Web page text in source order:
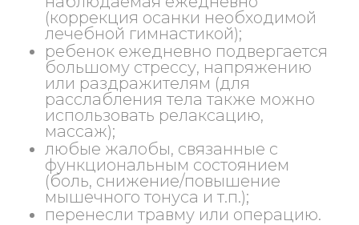
(коррекция осанки необходимой
лечебной гимнастикой);
ребенок ежедневно подвергается
большому стрессу, напряжению
или раздражителям (для
расслабления тела также можно
использовать релаксацию,
массаж);
любые жалобы, связанные с
функциональным состоянием
(боль, снижение/повышение
мышечного тонуса и т.п.);
перенесли травму или операцию.